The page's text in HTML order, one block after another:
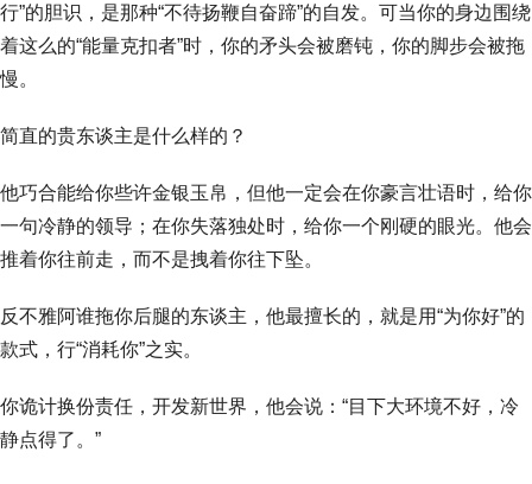
行”的胆识，是那种“不待扬鞭自奋蹄”的自发。可当你的身边围绕
着这么的“能量克扣者”时，你的矛头会被磨钝，你的脚步会被拖
慢。
简直的贵东谈主是什么样的？
他巧合能给你些许金银玉帛，但他一定会在你豪言壮语时，给你
一句冷静的领导；在你失落独处时，给你一个刚硬的眼光。他会
推着你往前走，而不是拽着你往下坠。
反不雅阿谁拖你后腿的东谈主，他最擅长的，就是用“为你好”的
款式，行“消耗你”之实。
你诡计换份责任，开发新世界，他会说：“目下大环境不好，冷
静点得了。”